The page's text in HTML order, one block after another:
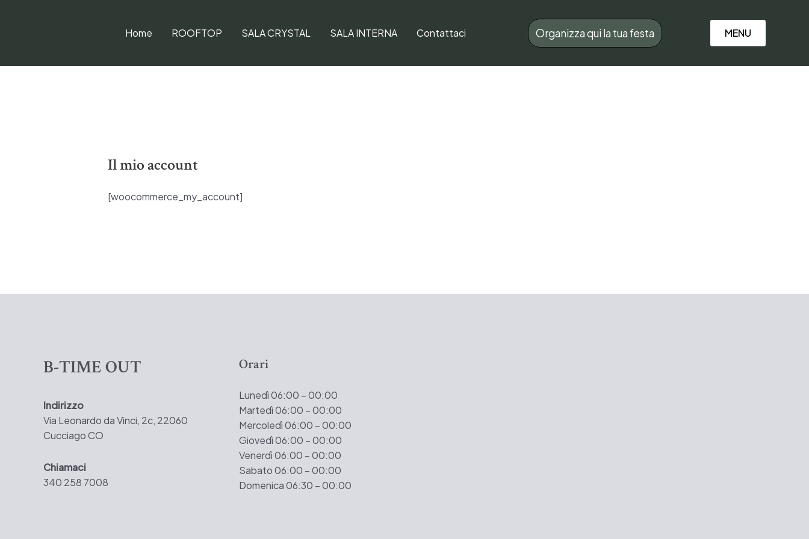
Home ROOFTOP SALA CRYSTAL SALA INTERNA Contattaci Organizza qui la tua festa MENU
Il mio account
[woocommerce_my_account]
B-TIME OUT
Indirizzo
Via Leonardo da Vinci, 2c, 22060
Cucciago CO
Chiamaci
340 258 7008
Orari
Lunedì 06:00 – 00:00
Martedì 06:00 – 00:00
Mercoledì 06:00 – 00:00
Giovedì 06:00 – 00:00
Venerdì 06:00 – 00:00
Sabato 06:00 – 00:00
Domenica 06:30 – 00:00